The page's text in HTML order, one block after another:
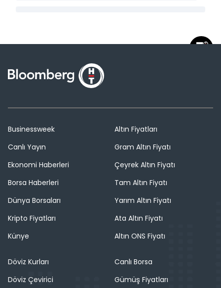
Businessweek
Canlı Yayın
Ekonomi Haberleri
Borsa Haberleri
Dünya Borsaları
Kripto Fiyatları
Künye
Altın Fiyatları
Gram Altın Fiyatı
Çeyrek Altın Fiyatı
Tam Altın Fiyatı
Yarım Altın Fiyatı
Ata Altın Fiyatı
Altın ONS Fiyatı
Döviz Kurları
Döviz Çevirici
Canlı Borsa
Gümüş Fiyatları